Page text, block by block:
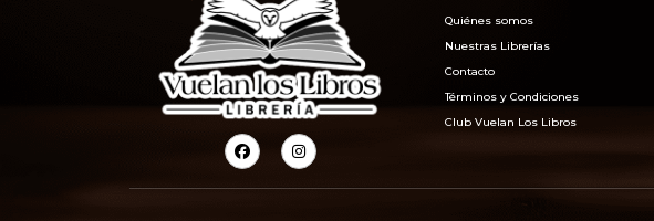
Quiénes somos
Nuestras Librerías
Contacto
Términos y Condiciones
Club Vuelan Los Libros